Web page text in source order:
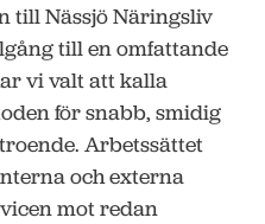
till Nässjö Näringsliv
till en omfattande
vi valt att kalla
för snabb, smidig
Arbetssättet
och externa
mot redan